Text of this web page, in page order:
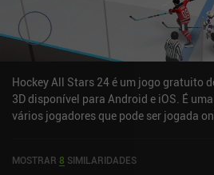
Hockey All Stars 24 é um jogo gratuito
3D disponível para Android e iOS. É
vários jogadores que pode ser jogada
App Store do iOS.
MOSTRAR 8 SIMILARIDADES